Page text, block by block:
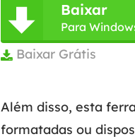
 Baixar
Para
 Baixar Grátis
Além disso, esta
formatadas ou